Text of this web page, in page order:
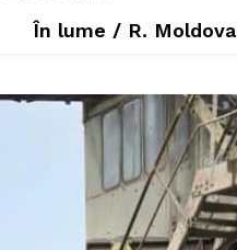
În lume / R. Moldova